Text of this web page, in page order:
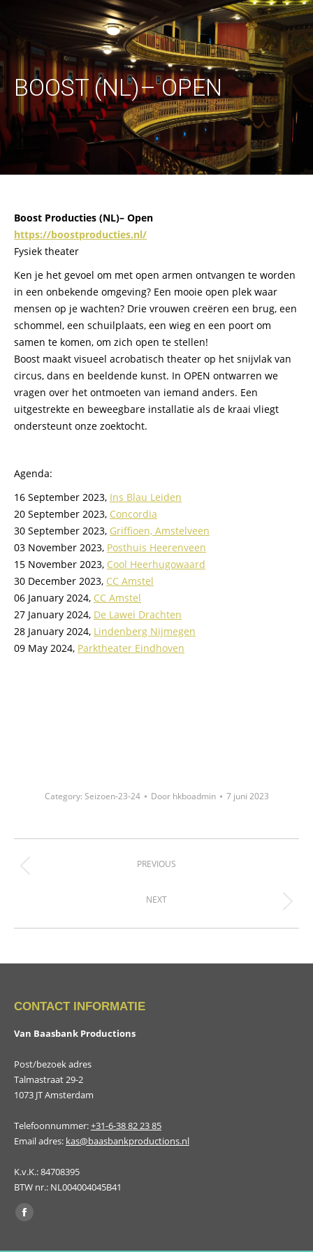
BOOST (NL)– OPEN
Boost Producties (NL)– Open
https://boostproducties.nl/
Fysiek theater
Ken je het gevoel om met open armen ontvangen te worden
in een onbekende omgeving? Een mooie open plek waar
mensen op je wachten? Drie vrouwen creëren een brug, een
schommel, een schuilplaats, een wieg en een poort om
samen te komen, om zich open te stellen!
Boost maakt visueel acrobatisch theater op het snijvlak van
circus, dans en beeldende kunst. In OPEN ontwarren we
vragen over het ontmoeten van iemand anders. Een
uitgestrekte en beweegbare installatie als de kraai vliegt
ondersteunt onze zoektocht.
Agenda:
16 September 2023, Ins Blau Leiden
20 September 2023, Concordia
30 September 2023, Griffioen, Amstelveen
03 November 2023, Posthuis Heerenveen
15 November 2023, Cool Heerhugowaard
30 December 2023, CC Amstel
06 January 2024, CC Amstel
27 January 2024, De Lawei Drachten
28 January 2024, Lindenberg Nijmegen
09 May 2024, Parktheater Eindhoven
Category: Seizoen-23-24 Door hkboadmin 7 juni 2023
Project
PREVIOUS
NEXT
project:
CONTACT INFORMATIE
Van Baasbank Productions
Post/bezoek adres
Talmastraat 29-2
1073 JT Amsterdam
Telefoonnummer:+31-6-38 82 23 85
Email adres: kas@baasbankproductions.nl
K.v.K.: 84708395
BTW nr.: NL004004045B41
Vind ons op:
Facebook